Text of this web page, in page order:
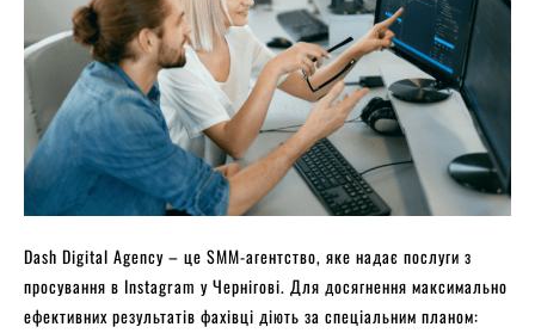
Dash Digital Agency – це SMM-агентство, яке надає послуги з
просування в Instagram у Чернігові. Для досягнення максимально
ефективних результатів фахівці діють за спеціальним планом: